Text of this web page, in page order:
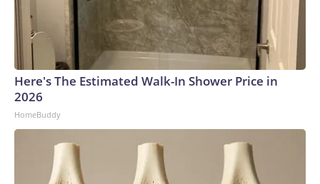
Here's The Estimated Walk-In Shower Price in
2026
HomeBuddy